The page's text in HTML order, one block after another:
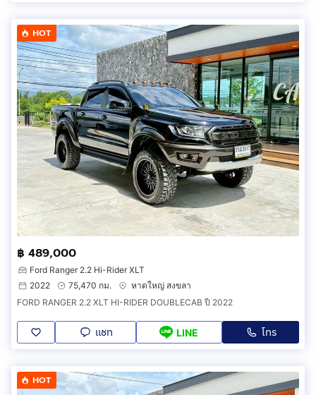
HOT
฿ 489,000
Ford Ranger 2.2 Hi-Rider XLT
2022
75,470 กม.
หาดใหญ่ สงขลา
FORD RANGER 2.2 XLT HI-RIDER DOUBLECAB ปี 2022
แชท LINE โทร
HOT